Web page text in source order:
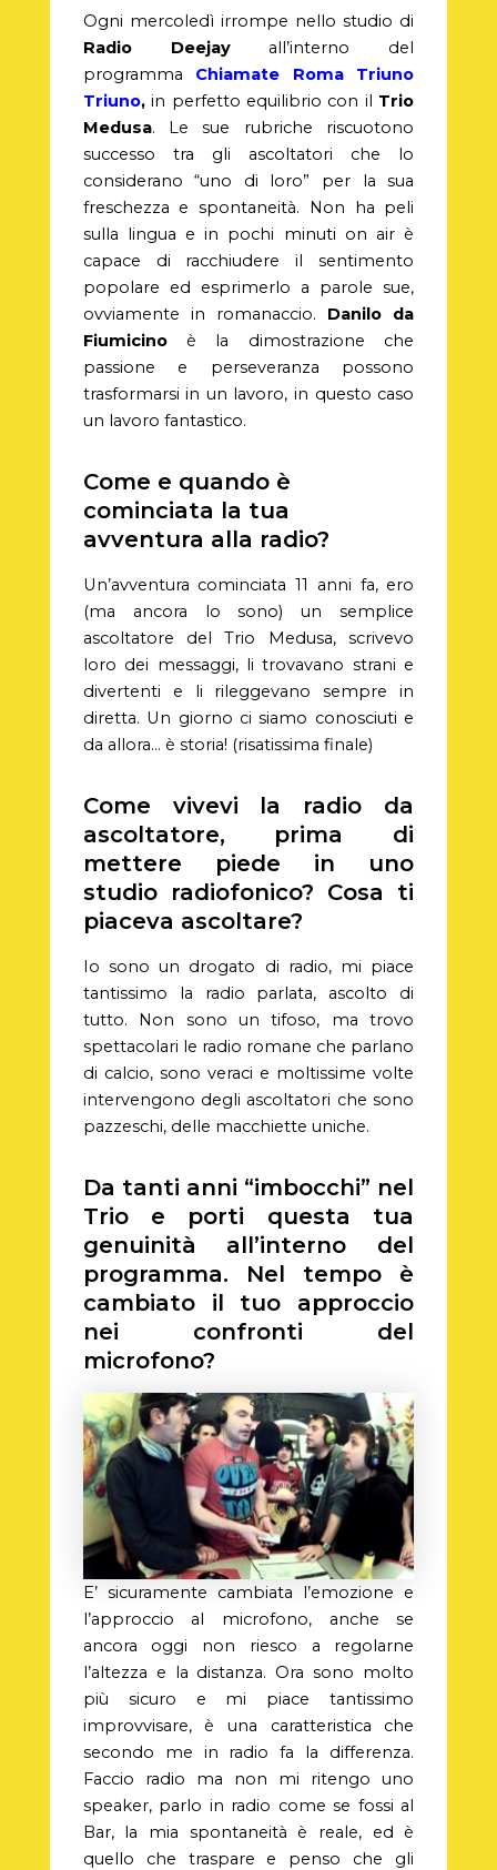
Ogni mercoledì irrompe nello studio di
Radio Deejayall’interno del
programma Chiamate Roma Triuno
Triuno,in perfetto equilibrio con il Trio
Medusa. Le sue rubriche riscuotono
successo tra gli ascoltatori che lo
considerano “uno di loro” per la sua
freschezza e spontaneità. Non ha peli
sulla lingua e in pochi minuti on air è
capace di racchiudere il sentimento
popolare ed esprimerlo a parole sue,
ovviamente in romanaccio. Danilo da
Fiumicinoè la dimostrazione che
passione e perseveranza possono
trasformarsi in un lavoro, in questo caso
un lavoro fantastico.
Come e quando è
cominciata la tua
avventura alla radio?
Un’avventura cominciata 11 anni fa, ero
(ma ancora lo sono) un semplice
ascoltatore del Trio Medusa, scrivevo
loro dei messaggi, li trovavano strani e
divertenti e li rileggevano sempre in
diretta. Un giorno ci siamo conosciuti e
da allora… è storia! (risatissima finale)
Come vivevi la radio da
ascoltatore, prima di
mettere piede in uno
studio radiofonico? Cosa ti
piaceva ascoltare?
Io sono un drogato di radio, mi piace
tantissimo la radio parlata, ascolto di
tutto. Non sono un tifoso, ma trovo
spettacolari le radio romane che parlano
di calcio, sono veraci e moltissime volte
intervengono degli ascoltatori che sono
pazzeschi, delle macchiette uniche.
Da tanti anni “imbocchi” nel
Trio e porti questa tua
genuinità all’interno del
programma. Nel tempo è
cambiato il tuo approccio
nei confronti del
microfono?
E’ sicuramente cambiata l’emozione e
l’approccio al microfono, anche se
ancora oggi non riesco a regolarne
l’altezza e la distanza. Ora sono molto
più sicuro e mi piace tantissimo
improvvisare, è una caratteristica che
secondo me in radio fa la differenza.
Faccio radio ma non mi ritengo uno
speaker, parlo in radio come se fossi al
Bar, la mia spontaneità è reale, ed è
quello che traspare e penso che gli